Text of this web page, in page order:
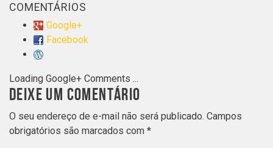
COMENTÁRIOS
Google+
Facebook
Loading Google+ Comments ...
DEIXE UM COMENTÁRIO
O seu endereço de e-mail não será publicado. Campos
obrigatórios são marcados com *